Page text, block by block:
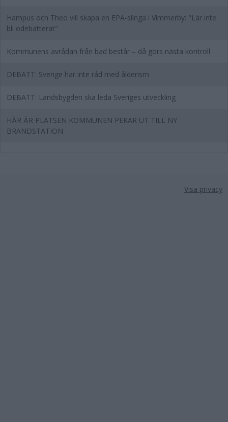
Hampus och Theo vill skapa en EPA-slinga i Vimmerby: "Lär inte
bli odebatterat"
Kommunens avrådan från bad består – då görs nästa kontroll
DEBATT: Sverige har inte råd med ålderism
DEBATT: Landsbygden ska leda Sveriges utveckling
HÄR ÄR PLATSEN KOMMUNEN PEKAR UT TILL NY
BRANDSTATION
Visa privacy